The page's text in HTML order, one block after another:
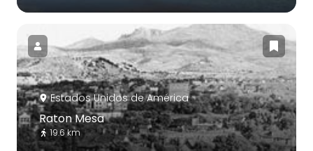
Estados Unidos de América
Raton Mesa
19.6 km